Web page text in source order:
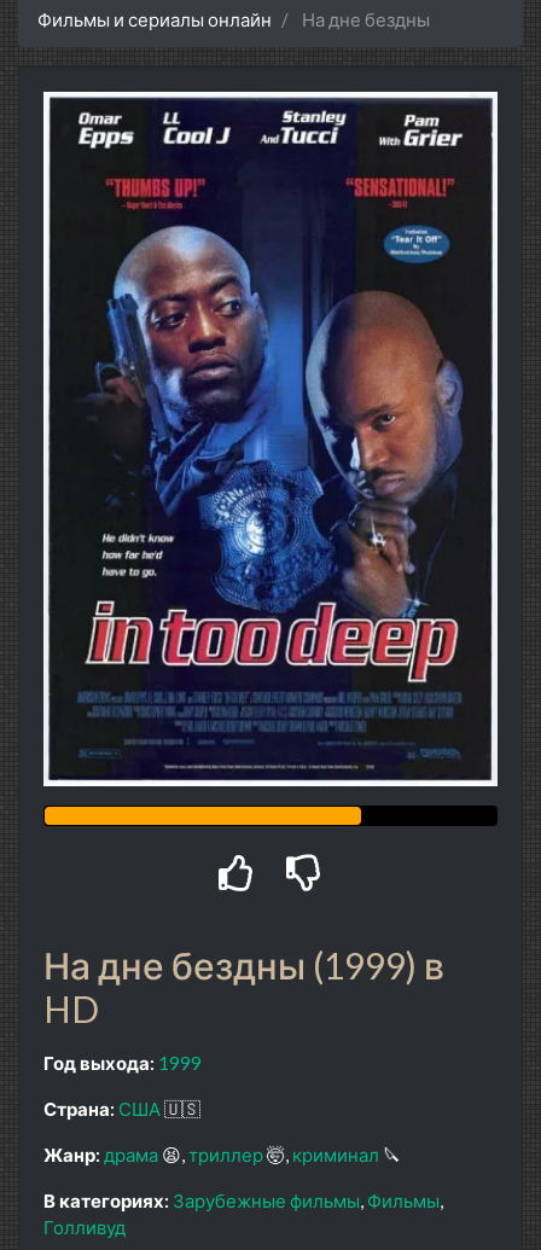
Фильмы и сериалы онлайн На дне бездны
На дне бездны (1999) в
HD
Год выхода: 1999
Страна: США🇺🇸
Жанр: драма 😫 триллер🤯 криминал 🔪
В категориях: Зарубежные фильмы Фильмы
Голливуд